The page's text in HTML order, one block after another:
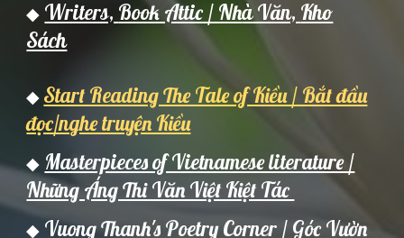
◆ Writers, Book Attic / Nhà Văn, Kho
Sách
◆ Start Reading The Tale of Kiều / Bắt đầu
đọc/nghe truyện Kiều
◆ Masterpieces of Vietnamese literature /
Những Áng Thi Văn Việt Kiệt Tác
◆ Vuong Thanh's Poetry Corner / Góc Vườn